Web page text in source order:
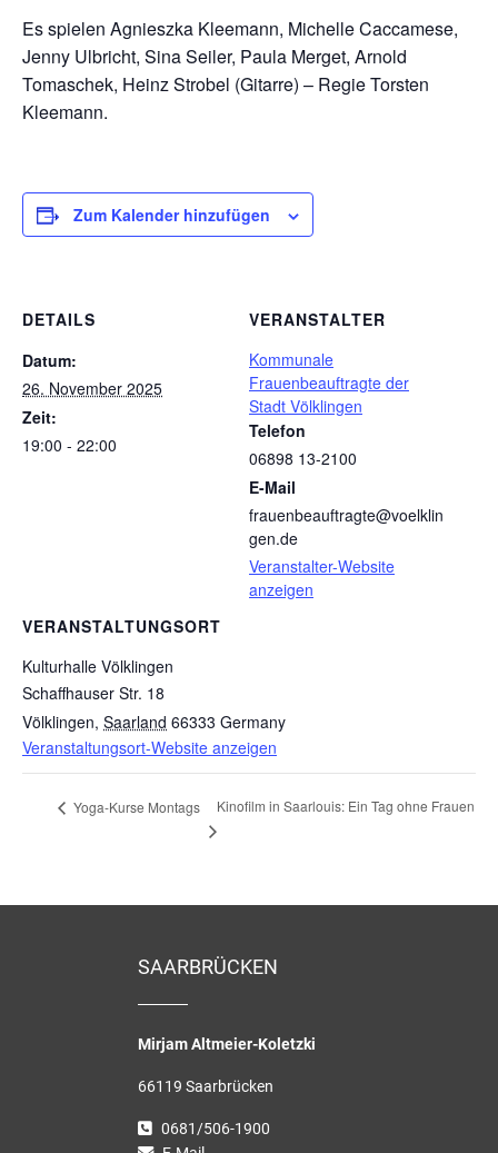
Es spielen Agnieszka Kleemann, Michelle Caccamese,
Jenny Ulbricht, Sina Seiler, Paula Merget, Arnold
Tomaschek, Heinz Strobel (Gitarre) – Regie Torsten
Kleemann.
Zum Kalender hinzufügen
DETAILS
Datum:
26. November 2025
Zeit:
19:00 - 22:00
VERANSTALTUNGSORT
Kulturhalle Völklingen
Schaffhauser Str. 18
Völklingen, Saarland 66333 Germany
Veranstaltungsort-Website anzeigen
VERANSTALTER
Kommunale
Frauenbeauftragte der
Stadt Völklingen
Telefon
06898 13-2100
E-Mail
frauenbeauftragte@voelklin
gen.de
Veranstalter-Website
anzeigen
Yoga-Kurse Montags Kinofilm in Saarlouis: Ein Tag ohne Frauen
SAARBRÜCKEN
Mirjam Altmeier-Koletzki
66119 Saarbrücken
0681/506-1900